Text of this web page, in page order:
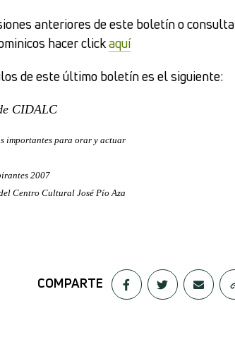
anteriores de este boletín o
hacer clickaquí
de este último boletín es el siguiente:
CIDALC
importantes para orar y actuar
2007
Centro Cultural José Pío Aza
COMPARTE